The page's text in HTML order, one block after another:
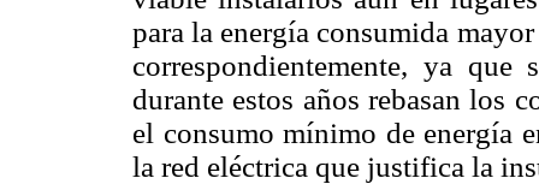
para la energía consumida
correspondientemente, ya
durante estos años rebasan los
el consumo mínimo de energía
la red eléctrica que justifica la